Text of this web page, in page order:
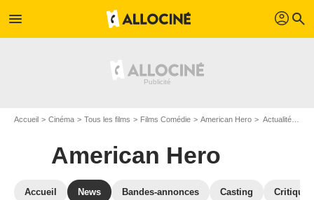
menu profil search
Accueil Cinéma Tous les films Films Comédie American Hero Actualités American Hero
American Hero
Accueil News Bandes-annonces Casting